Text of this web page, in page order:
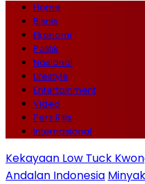
Home
Bisnis
Ekonomi
Politik
Nasional
Lifestyle
Entertainment
Video
Pers Rilis
Internasional
Kekayaan Low Tuck
Andalan Indonesia